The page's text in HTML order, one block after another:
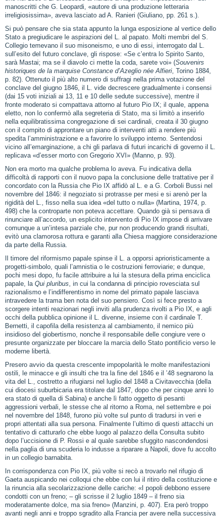
manoscritti che G. Leopardi, «autore di una produzione letteraria
irreligiosissima», aveva lasciato ad A. Ranieri (Giuliano, pp. 261 s.).
Si può pensare che sia stata appunto la lunga esposizione al vertice dello
Stato a pregiudicare le aspirazioni del L. al papato. Molti membri del S.
Collegio temevano il suo misoneismo, e uno di essi, interrogato dal L.
sull’esito del futuro conclave, gli rispose: «Se c’entra lo Spirito Santo,
sarà Mastai; ma se il diavolo ci mette la coda, sarete voi» (Souvenirs
historiques de la marquise Constance d’Azeglio née Alfieri, Torino 1884,
p. 82). Ottenuto il più alto numero di suffragi nella prima votazione del
conclave del giugno 1846, il L. vide decrescere gradualmente i consensi
(dai 15 voti iniziali ai 13, 11 e 10 delle sedute successive), mentre il
fronte moderato si compattava attorno al futuro Pio IX; il quale, appena
eletto, non lo confermò alla segreteria di Stato, ma si limitò a inserirlo
nella equilibratissima congregazione di sei cardinali, creata il 30 giugno
con il compito di approntare un piano di interventi atti a rendere più
spedita l’amministrazione e a favorire lo sviluppo interno. Sentendosi
vicino all’emarginazione, a chi gli parlava di futuri incarichi di governo il L.
replicava «d’esser morto con Gregorio XVI» (Manno, p. 93).
Non era morto ma qualche problema lo aveva. Fu indicativa della
difficoltà di rapporti con il nuovo papa la conclusione delle trattative per il
concordato con la Russia che Pio IX affidò al L. e a G. Corboli Bussi nel
novembre del 1846: il negoziato si protrasse per mesi e si arenò per la
rigidità del L., fisso nella sua idea «del tutto o nulla» (Martina, 1974, p.
498) che la controparte non poteva accettare. Quando già si pensava di
rinunciare all’accordo, un esplicito intervento di Pio IX impose di arrivare
comunque a un’intesa parziale che, pur non producendo grandi risultati,
evitò una clamorosa rottura e garanti alla Chiesa maggiore considerazione
da parte della Russia.
Il timore del riformismo papale spinse il L. a opporsi aprioristicamente a
progetti-simbolo, quali l’amnistia o le costruzioni ferroviarie; e dunque,
pochi mesi dopo, fu facile attribuire a lui la stesura della prima enciclica
papale, la Qui pluribus, in cui la condanna di principio rovesciata sul
razionalismo e l’indifferentismo in nome del primato papale lasciava
intravedere la trama ben nota del suo pensiero. Così si fece presto a
scorgere intenti reazionari negli inviti alla prudenza rivolti a Pio IX, e agli
occhi della pubblica opinione il L. divenne, insieme con il cardinale T.
Bernetti, il capofila della resistenza al cambiamento, il nemico più
insidioso del giobertismo, nonche il responsabile delle congiure vere o
presunte organizzate per bloccare la marcia dello Stato pontificio verso le
moderne libertà.
Presero avvio da questa crescente impopolarità le molte manifestazioni
ostili, le minacce e gli insulti che tra la fine del 1846 e il ’48 segnarono la
vita del L., costretto a rifugiarsi nel luglio del 1848 a Civitavecchia (della
cui diocesi suburbicaria era titolare dal 1847, dopo che per cinque anni lo
era stato di quella di Sabina) e anche lì fatto oggetto di pesanti
aggressioni verbali, le stesse che al ritorno a Roma, nel settembre e poi
nel novembre del 1848, furono più volte sul punto di tradursi in veri e
propri attentati alla sua persona. Finalmente l’ultimo di questi attacchi un
tentativo di catturarlo che ebbe luogo al palazzo della Consulta subito
dopo l’uccisione di P. Rossi e al quale sarebbe sfuggito nascondendosi
nella paglia di una scuderia lo indusse a riparare a Napoli, dove fu accolto
in un collegio barnabita.
In corrispondenza con Pio IX, più volte si recò a trovarlo nel rifugio di
Gaeta auspicando nei colloqui che ebbe con lui il ritiro della costituzione e
la rinuncia alla secolarizzazione delle cariche: «I popoli debbono essere
condotti con un freno; – gli scrisse il 2 luglio 1849 – il freno sia
moderatamente dolce, ma sia freno» (Manzini, p. 407). Era però troppo
avanti negli anni e troppo sgradito alla Francia per avere nella successiva